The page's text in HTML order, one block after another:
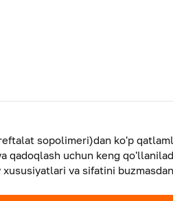
sopolimeri)dan ko'p
uchun keng
va sifatini